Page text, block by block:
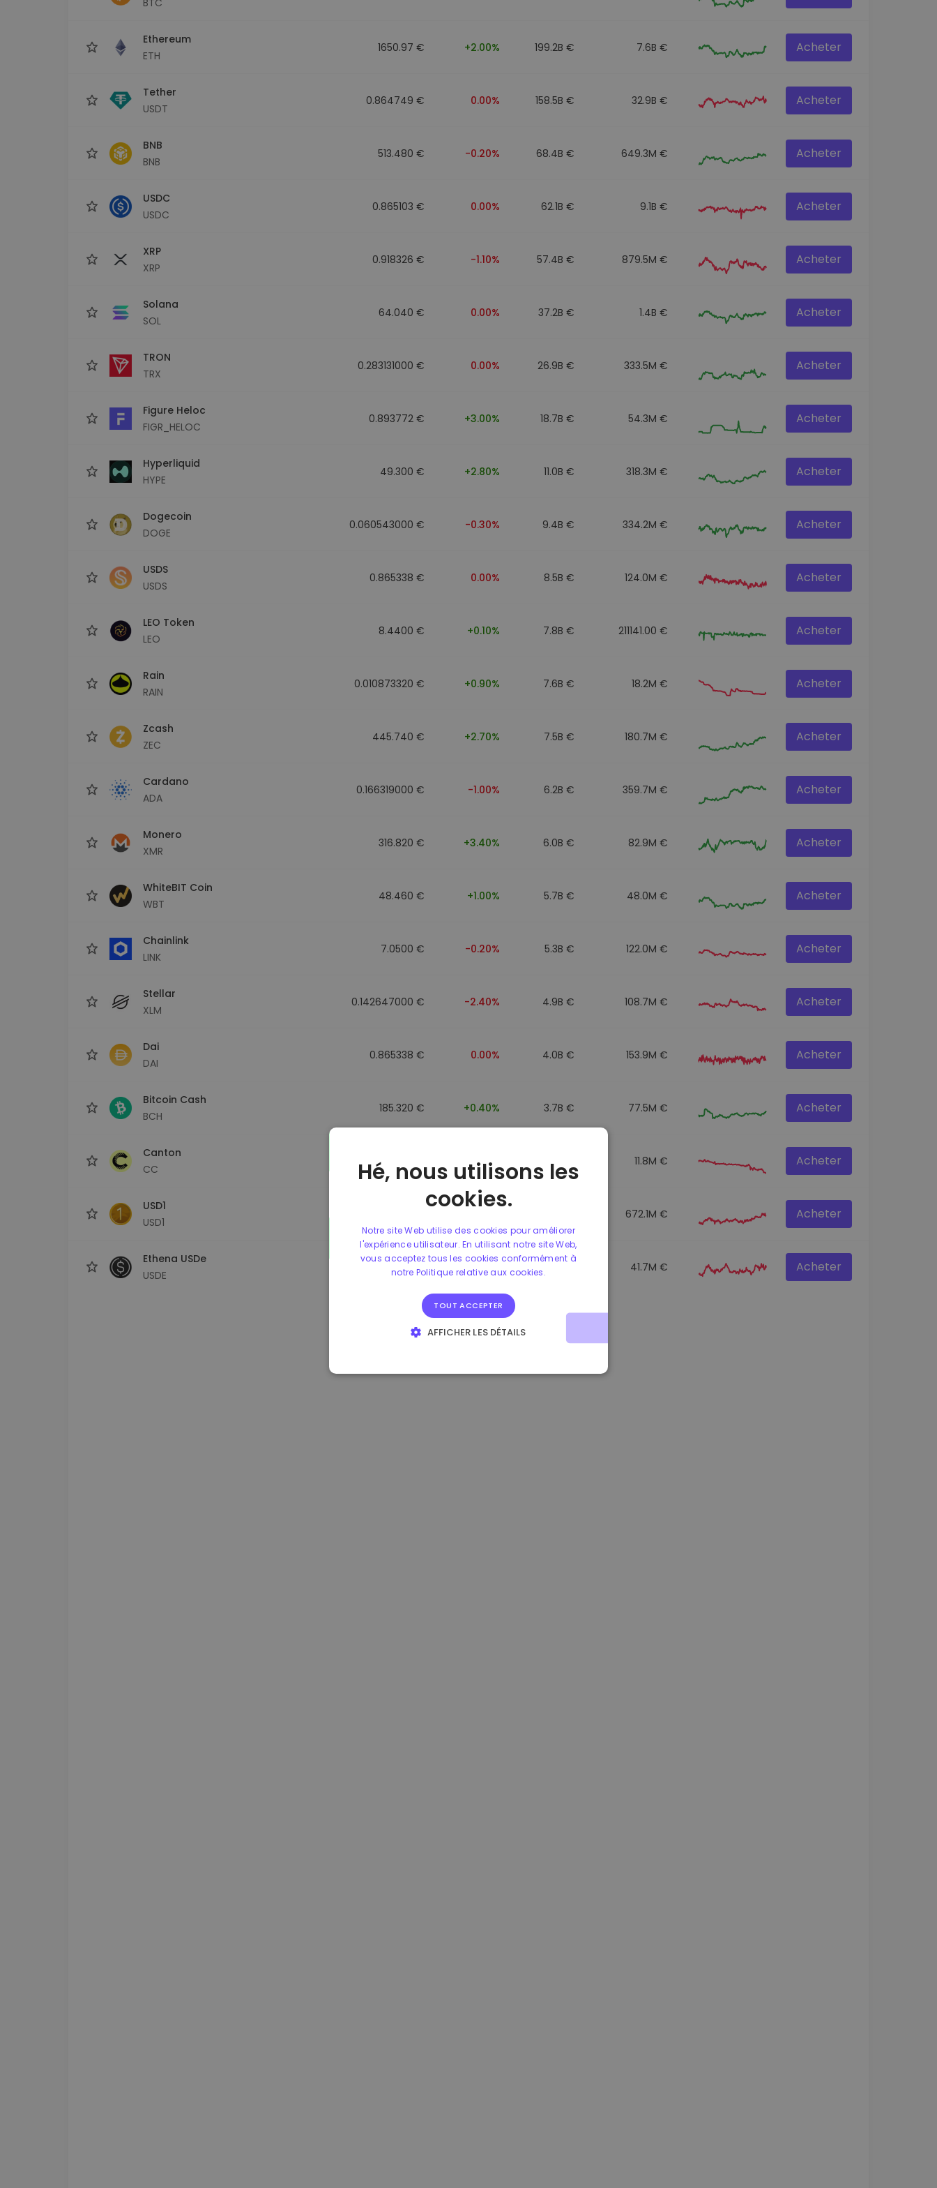
Ethereum
ETH
1650.97 € +2.00% 199.2B € 7.6B € Acheter
Tether
USDT
0.864749 € 0.00% 158.5B € 32.9B € Acheter
BNB
BNB
513.480 € -0.20% 68.4B € 649.3M € Acheter
USDC
USDC
0.865103 € 0.00% 62.1B € 9.1B € Acheter
XRP
XRP
0.918326 € -1.10% 57.4B € 879.5M € Acheter
Solana
SOL
64.040 € 0.00% 37.2B € 1.4B € Acheter
TRON
TRX
0.283131000 € 0.00% 26.9B € 333.5M € Acheter
Figure Heloc
FIGR_HELOC
0.893772 € +3.00% 18.7B € 54.3M € Acheter
Hyperliquid
HYPE
49.300 € +2.80% 11.0B € 318.3M € Acheter
Dogecoin
DOGE
0.060543000 € -0.30% 9.4B € 334.2M € Acheter
USDS
USDS
0.865338 € 0.00% 8.5B € 124.0M € Acheter
LEO Token
LEO
8.4400 € +0.10% 7.8B € 211141.00 € Acheter
Rain
RAIN
0.010873320 € +0.90% 7.6B € 18.2M € Acheter
Zcash
ZEC
445.740 € +2.70% 7.5B € 180.7M € Acheter
Cardano
ADA
0.166319000 € -1.00% 6.2B € 359.7M € Acheter
Monero
XMR
316.820 € +3.40% 6.0B € 82.9M € Acheter
WhiteBIT Coin
WBT
48.460 € +1.00% 5.7B € 48.0M € Acheter
Chainlink
LINK
7.0500 € -0.20% 5.3B € 122.0M € Acheter
Stellar
XLM
0.142647000 € -2.40% 4.9B € 108.7M € Acheter
Dai
DAI
0.865338 € 0.00% 4.0B € 153.9M € Acheter
Bitcoin Cash
BCH
185.320 € +0.40% 3.7B € 77.5M € Acheter
Canton
CC
0.089991000 € -4.40% 3.5B € 11.8M € Acheter
USD1
USD1
672.1M € Acheter
Ethena USDe
USDE
0.865215 € 0.00% 41.7M € Acheter
Hé, nous utilisons les
cookies.
Notre site Web utilise des cookies pour améliorer
l'expérience utilisateur. En utilisant notre site Web,
vous acceptez tous les cookies conformément à
notre Politique relative aux cookies.
TOUT ACCEPTER
AFFICHER LES DÉTAILS